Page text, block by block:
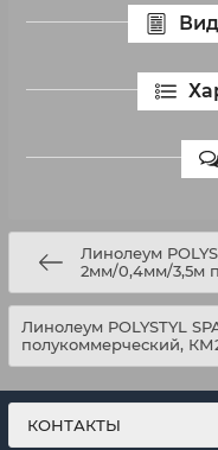
Линолеум
2мм/0,4мм/3,5м
Линолеум POLYSTYL
полукоммерческий,
КОНТАКТЫ